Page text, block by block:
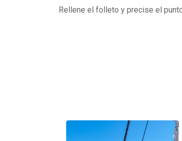
Rellene el folleto y precise el